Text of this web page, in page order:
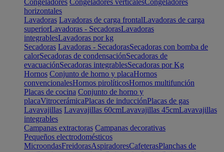
Congeladores Congeladores verticalesCongeladores
horizontales
Lavadoras Lavadoras de carga frontalLavadoras de carga
superiorLavadoras - SecadorasLavadoras
integrablesLavadoras por kg
Secadoras Lavadoras - SecadorasSecadoras con bomba de
calorSecadoras de condensaciónSecadoras de
evacuaciónSecadoras integrablesSecadoras por Kg
Hornos Conjunto de horno y placaHornos
convencionalesHornos pirolíticosHornos multifunción
Placas de cocina Conjunto de horno y
placaVitrocerámicaPlacas de inducciónPlacas de gas
Lavavajillas Lavavajillas 60cmLavavajillas 45cmLavavajillas
integrables
Campanas extractoras Campanas decorativas
Pequeños electrodomésticos
MicroondasFreidorasAspiradoresCafeterasPlanchas de